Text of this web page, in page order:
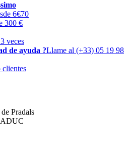
6€70
300 €
veces
de ayuda ?Llame al (+33) 05 19 98
clientes
Pradals